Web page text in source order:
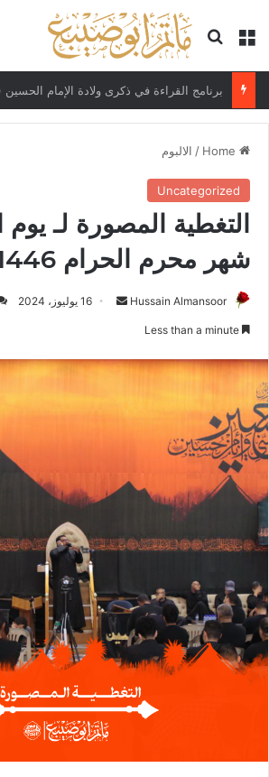
Menu
Search for
ذكرى مولد الإمام علي الهادي (ع)
/ الالبوم
Uncategorized
التغطية المصورة لـ
شهر محرم الحرام 1446هـ
Hussain Almansoor
Send16 يوليوز، 2024